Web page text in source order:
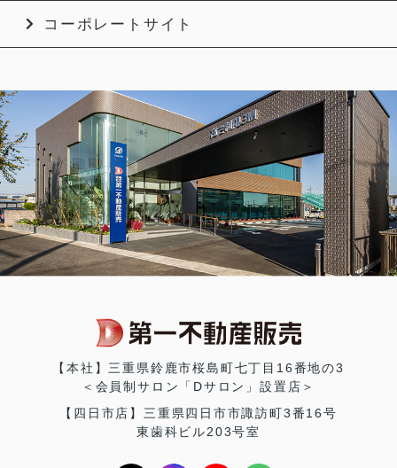
コーポレートサイト
【本社】三重県鈴鹿市桜島町七丁目16番地の3
＜会員制サロン「Dサロン」設置店＞
【四日市店】三重県四日市市諏訪町3番16号
東歯科ビル203号室